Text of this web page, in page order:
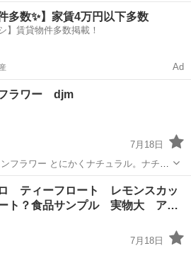
間休日125日／稼げる夜勤専属！日払い
その他
多数✨】家賃4万円以下多数
】賃貸物件多数掲載！
Ad
ラワー djm
7月18日
フラワー とにかくナチュラル。ナチュ
。 そのまま棚に直置きしたり、瓶やか
ワッグなどにしたり。
インテリア雑貨/小物
ティーフロート レモンスカッ
ト？食品サンプル 実物大 ア…
7月18日